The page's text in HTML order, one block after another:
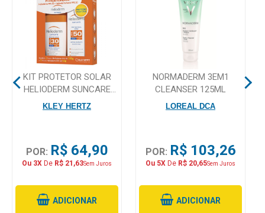
Medicamentos
Cuidado
Dermocosméticos
KIT PROTETOR SOLAR
HELIODERM SUNCARE
FPS 30 120G FACIAL FPS
KLEY HERTZ
POR: R$ 64,90
Ou 3X De R$ 21,63Sem Juros
ADICIONAR
NORMADERM 3EM1
CLEANSER 125ML
LOREAL DCA
POR: R$ 103,26
Ou 5X De R$ 20,65Sem Juros
ADICIONAR